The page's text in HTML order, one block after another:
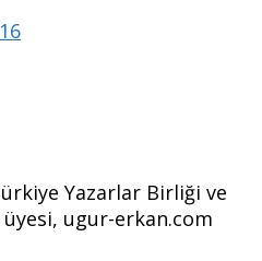
Yazarlar Birliği ve
ugur-erkan.com